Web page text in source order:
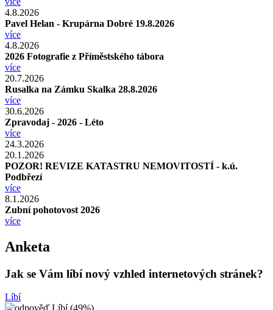
4.8.2026
Pavel Helan - Krupárna Dobré 19.8.2026
více
4.8.2026
2026 Fotografie z Příměstského tábora
více
20.7.2026
Rusalka na Zámku Skalka 28.8.2026
více
30.6.2026
Zpravodaj - 2026 - Léto
více
24.3.2026
20.1.2026
POZOR! REVIZE KATASTRU NEMOVITOSTÍ - k.ú.
Podbřezí
více
8.1.2026
Zubní pohotovost 2026
více
Anketa
Jak se Vám líbí nový vzhled internetových stránek?
Líbí